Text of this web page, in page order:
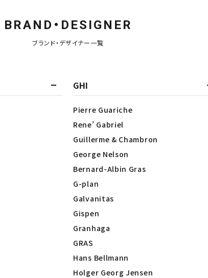
BRAND・DESIGNER
ブランド・デザイナー一覧
GHI
Pierre Guariche
Rene’ Gabriel
Guillerme & Chambron
George Nelson
Bernard-Albin Gras
G-plan
Galvanitas
Gispen
Granhaga
GRAS
Hans Bellmann
Holger Georg Jensen